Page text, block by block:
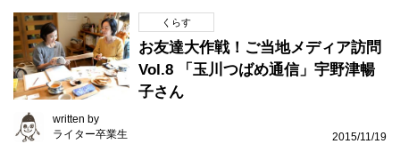
くらす
お友達大作戦！ご当地メディア訪問
Vol.8 「玉川つばめ通信」宇野津暢
子さん
written by
ライター卒業生
2015/11/19